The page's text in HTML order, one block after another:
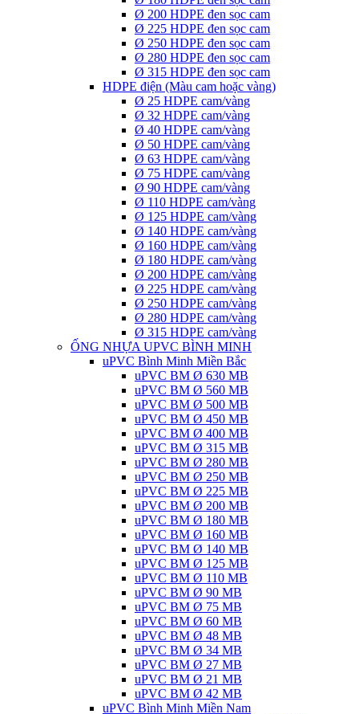
Ø 200 HDPE đen sọc cam
Ø 225 HDPE đen sọc cam
Ø 250 HDPE đen sọc cam
Ø 280 HDPE đen sọc cam
Ø 315 HDPE đen sọc cam
HDPE điện (Màu cam hoặc vàng)
Ø 25 HDPE cam/vàng
Ø 32 HDPE cam/vàng
Ø 40 HDPE cam/vàng
Ø 50 HDPE cam/vàng
Ø 63 HDPE cam/vàng
Ø 75 HDPE cam/vàng
Ø 90 HDPE cam/vàng
Ø 110 HDPE cam/vàng
Ø 125 HDPE cam/vàng
Ø 140 HDPE cam/vàng
Ø 160 HDPE cam/vàng
Ø 180 HDPE cam/vàng
Ø 200 HDPE cam/vàng
Ø 225 HDPE cam/vàng
Ø 250 HDPE cam/vàng
Ø 280 HDPE cam/vàng
Ø 315 HDPE cam/vàng
ỐNG NHỰA UPVC BÌNH MINH
uPVC Bình Minh Miền Bắc
uPVC BM Ø 630 MB
uPVC BM Ø 560 MB
uPVC BM Ø 500 MB
uPVC BM Ø 450 MB
uPVC BM Ø 400 MB
uPVC BM Ø 315 MB
uPVC BM Ø 280 MB
uPVC BM Ø 250 MB
uPVC BM Ø 225 MB
uPVC BM Ø 200 MB
uPVC BM Ø 180 MB
uPVC BM Ø 160 MB
uPVC BM Ø 140 MB
uPVC BM Ø 125 MB
uPVC BM Ø 110 MB
uPVC BM Ø 90 MB
uPVC BM Ø 75 MB
uPVC BM Ø 60 MB
uPVC BM Ø 48 MB
uPVC BM Ø 34 MB
uPVC BM Ø 27 MB
uPVC BM Ø 21 MB
uPVC BM Ø 42 MB
uPVC Bình Minh Miền Nam